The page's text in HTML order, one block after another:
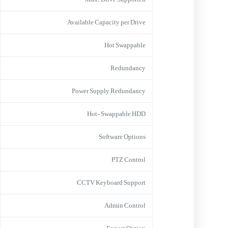
Available Capacity per Drive
Hot Swappable
Redundancy
Power Supply Redundancy
Hot-Swappable HDD
Software Options
PTZ Control
CCTV Keyboard Support
Admin Control